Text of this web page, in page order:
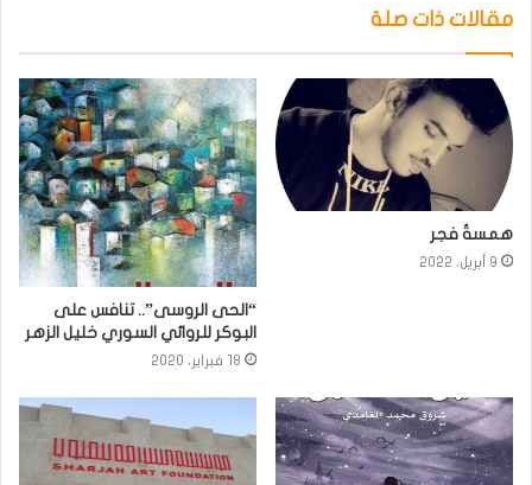
مقالات ذات صلة
همسةُ فجر
9 أبريل، 2022
“الحى الروسى”.. تنافس على
البوكر للروائي السوري خليل الزهر
18 فبراير، 2020